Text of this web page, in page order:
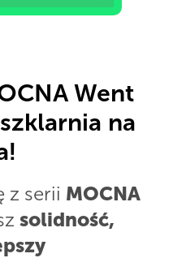
Went
na
z serii MOCNA
solidność,